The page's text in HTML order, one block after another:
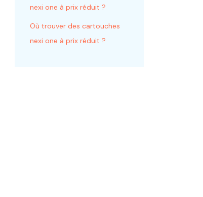
nexi one à prix réduit ?
Où trouver des cartouches
nexi one à prix réduit ?